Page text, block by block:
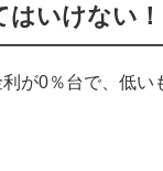
いけない！
が0％台で、低い